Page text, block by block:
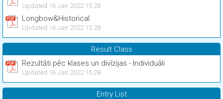
Updated 16 Jan 2022 15:28
Longbow&Historical
Updated 16 Jan 2022 15:28
Result Class
Rezultāti pēc klases un divīzijas - Individuāli
Updated 16 Jan 2022 15:28
Entry List